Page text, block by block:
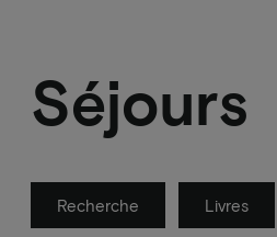
Séjours
Recherche Livres